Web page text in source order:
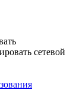
сетевой